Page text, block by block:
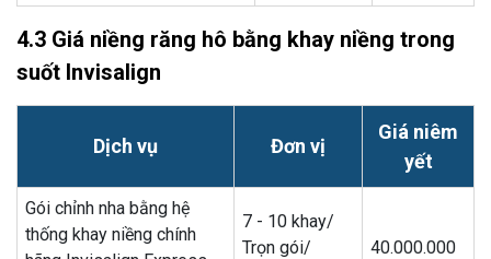
4.3 Giá niềng răng hô bằng khay niềng trong
suốt Invisalign
Dịch vụ Đơn vị
Giá niêm
yết
Gói chỉnh nha bằng hệ
thống khay niềng chính
7 - 10 khay/
Trọn gói/
40.000.000